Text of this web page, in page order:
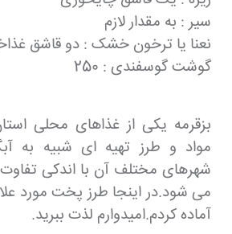
سیر : به مقدار لازم
نعنا یا ترخون خشک : دو قاشق
گوشت گوسفندی : 250
بزقرمه یکی از غذاهای محلی
مواد و طرز تهیه ای شبیه به
شهرهای مختلف آن با اندکی
می شود.در اینجا طرز پخت مورد
آماده کردم.امیدوارم لذت ببرید.